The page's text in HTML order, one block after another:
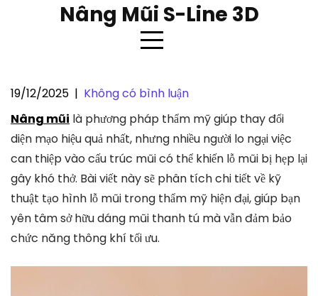
Nâng Mũi S-Line 3D
Nâng mũi có làm hẹp lỗ mũi
không? 5 sự thật chuyên gia giải
đáp cho bạn
19/12/2025 | Không có bình luận
Nâng mũi là phương pháp thẩm mỹ giúp thay đổi
diện mạo hiệu quả nhất, nhưng nhiều người lo ngại việc
can thiệp vào cấu trúc mũi có thể khiến lỗ mũi bị hẹp lại
gây khó thở. Bài viết này sẽ phân tích chi tiết về kỹ
thuật tạo hình lỗ mũi trong thẩm mỹ hiện đại, giúp bạn
yên tâm sở hữu dáng mũi thanh tú mà vẫn đảm bảo
chức năng thông khí tối ưu.